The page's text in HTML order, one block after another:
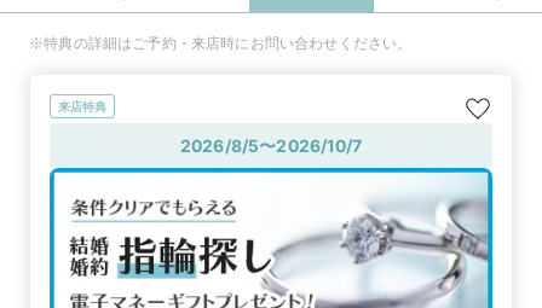
※特典の詳細はご予約・来店時にお問い合わせください。
来店特典
2026/8/5〜2026/10/7